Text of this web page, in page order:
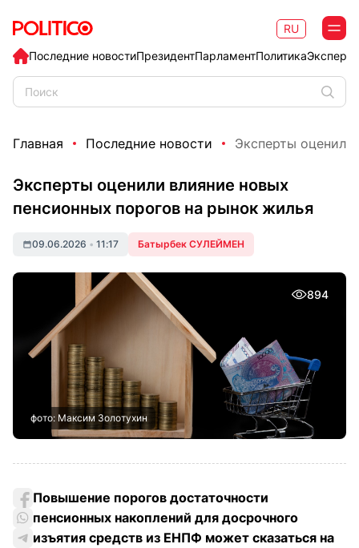
Последние новостиПрезидентПарламентПолитика
RU
Главная Последние новости Эксперты оценили
Эксперты оценили влияние новых
пенсионных порогов на рынок жилья
09.06.2026 • 11:17 Батырбек СУЛЕЙМЕН
894
фото: Максим Золотухин
Повышение порогов достаточности
пенсионных накоплений для досрочного
изъятия средств из ЕНПФ может сказаться на